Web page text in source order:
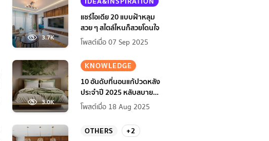
3.7K
แชร์ไอเดีย 20 แบบฝ้าหลุม
สวย ๆ สไตล์ไหนก็สวยโดนใจ
โพสต์เมื่อ 07 Sep 2025
3.0K
KNOWLEDGE
10 อันดับที่นอนแก้ปวดหลัง
ประจำปี 2025 หลับสบาย
สุขภาพดียิ่งกว่าเดิม
โพสต์เมื่อ 18 Aug 2025
OTHERS
+2